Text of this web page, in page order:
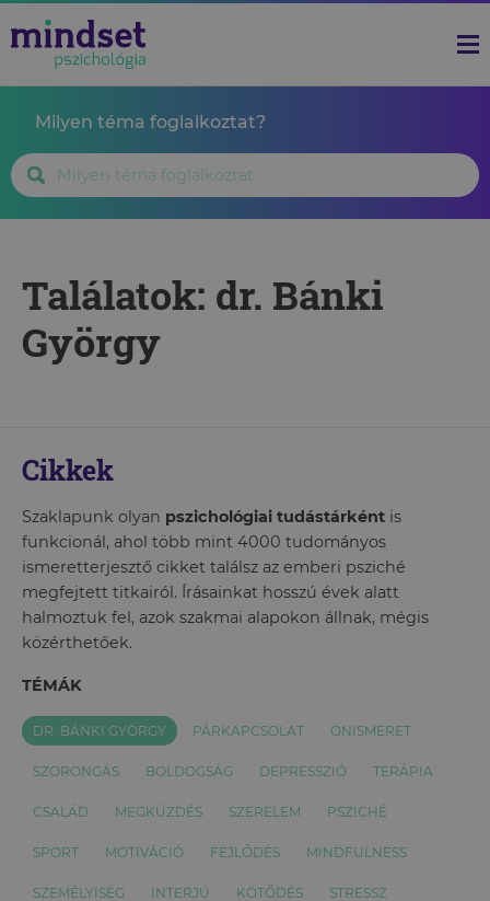
Milyen téma foglalkoztat?
Találatok: dr. Bánki
György
Cikkek
Szaklapunk olyan pszichológiai tudástárként is
funkcionál, ahol több mint 4000 tudományos
ismeretterjesztő cikket találsz az emberi psziché
megfejtett titkairól. Írásainkat hosszú évek alatt
halmoztuk fel, azok szakmai alapokon állnak, mégis
közérthetőek.
TÉMÁK
DR. BÁNKI GYÖRGY PÁRKAPCSOLAT ÖNISMERET
SZORONGÁS BOLDOGSÁG DEPRESSZIÓ TERÁPIA
CSALÁD MEGKÜZDÉS SZERELEM PSZICHÉ
SPORT MOTIVÁCIÓ FEJLŐDÉS MINDFULNESS
SZEMÉLYISÉG INTERJÚ KÖTŐDÉS STRESSZ